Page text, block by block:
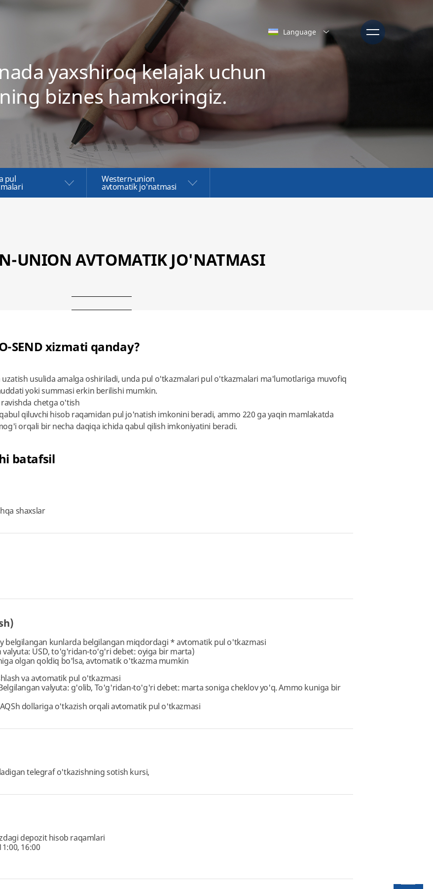
Language
yaxshiroq kelajak uchun
biznes hamkoringiz.
pul Western-union
avtomatik jo'natmasi
UNION AVTOMATIK JO'NATMASI
SEND xizmati qanday?
usulida amalga oshiriladi, unda pul o'tkazmalari pul o'tkazmalari ma'lumotlariga muvofiq
yoki summasi erkin berilishi mumkin.
chetga o'tish
qiluvchi hisob raqamidan pul jo'natish imkonini beradi, ammo 220 ga yaqin mamlakatda
orqali bir necha daqiqa ichida qabul qilish imkoniyatini beradi.
batafsil
shaxslar
belgilangan kunlarda belgilangan miqdordagi * avtomatik pul o'tkazmasi
valyuta: USD, to'g'ridan-to'g'ri debet: oyiga bir marta)
olgan qoldiq bo'lsa, avtomatik o'tkazma mumkin
va avtomatik pul o'tkazmasi
valyuta: g'olib, To'g'ridan-to'g'ri debet: marta soniga cheklov yo'q. Ammo kuniga bir
dollariga o'tkazish orqali avtomatik pul o'tkazmasi
telegraf o'tkazishning sotish kursi,
depozit hisob raqamlari
16:00